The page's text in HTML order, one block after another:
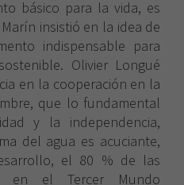
básico para la vida, es
insistió en la idea de
indispensable para
Olivier Longué
en la cooperación en la
que lo fundamental
y la independencia,
del agua es acuciante,
el 80 % de las
en el Tercer Mundo